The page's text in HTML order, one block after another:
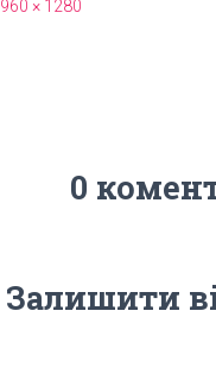
960 × 1280
0
Залишити